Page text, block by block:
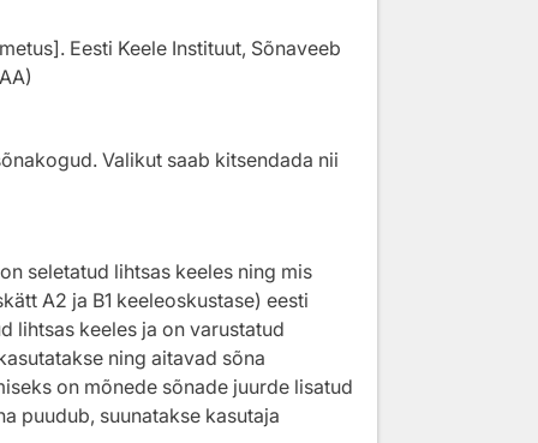
Eesti Keele Instituut, Sõnaveeb
Valikut saab kitsendada nii
seletatud lihtsas keeles ning mis
A2 ja B1 keeleoskustase) eesti
lihtsas keeles ja on varustatud
ning aitavad sõna
on mõnede sõnade juurde lisatud
puudub, suunatakse kasutaja